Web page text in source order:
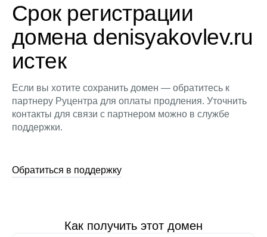
Срок регистрации
домена denisyakovlev.ru
истек
Если вы хотите сохранить домен — обратитесь к
партнеру Руцентра для оплаты продления. Уточнить
контакты для связи с партнером можно в службе
поддержки.
Обратиться в поддержку
Как получить этот домен